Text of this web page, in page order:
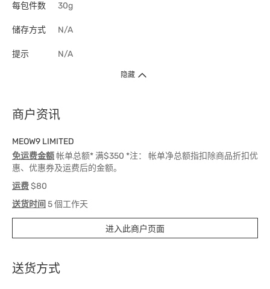
每包件数 30g
储存方式 N/A
提示 N/A
隐藏
商户资讯
MEOW9 LIMITED
免运费金额帐单总额* 满$350 *注： 帐单净总额指扣除商品折扣优
惠、优惠券及运费后的金额。
运费$80
送货时间 5 個工作天
进入此商户页面
送货方式